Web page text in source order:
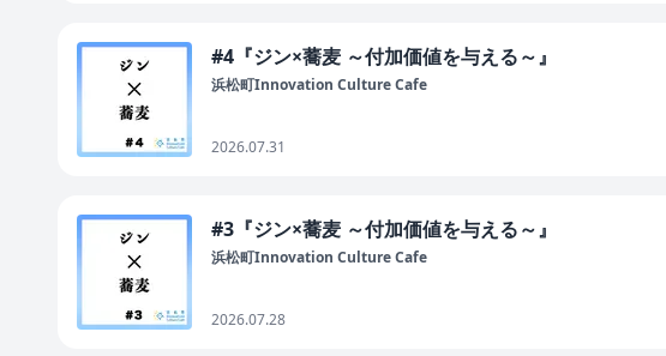
#4『ジン×蕎麦 ～付加価値を与える～』
浜松町Innovation Culture Cafe
2026.07.31
#3『ジン×蕎麦 ～付加価値を与える～』
浜松町Innovation Culture Cafe
2026.07.28